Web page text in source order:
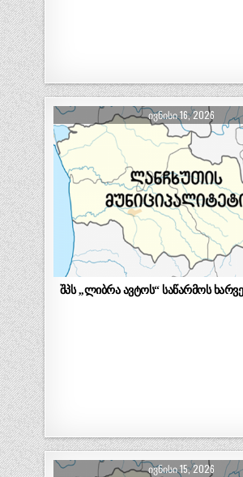
ᲘᲕᲜᲘᲡᲘ 16, 2026
შპს ,,ლიბრა ავტოს“ საწარმოს
ᲘᲕᲜᲘᲡᲘ 15, 2026